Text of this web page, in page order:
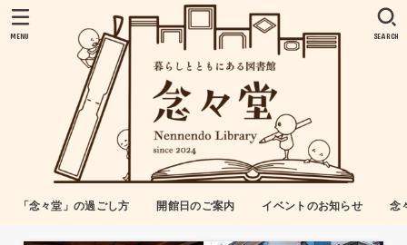
「念々堂」の過ごし方 開館日のご案内 イベントのお知らせ 念
SEARCH
MENU